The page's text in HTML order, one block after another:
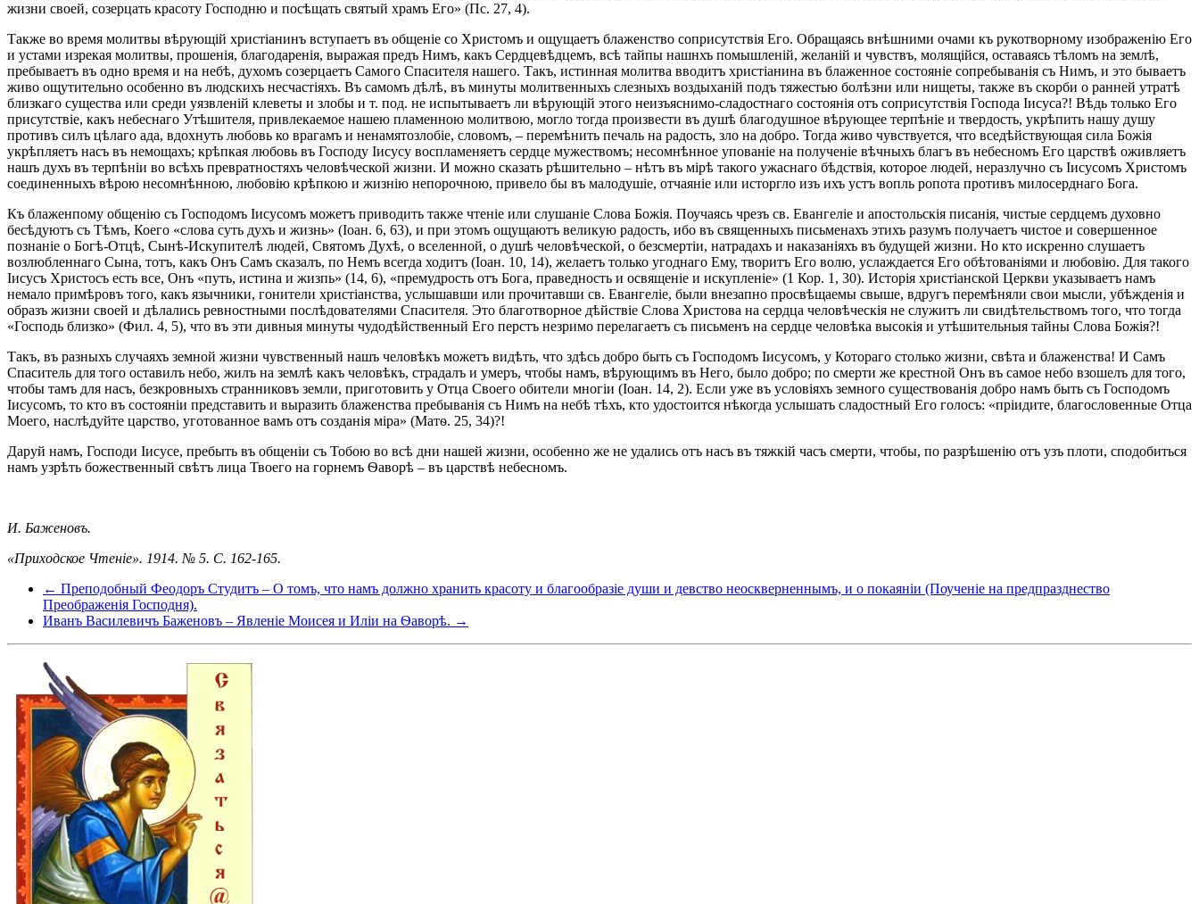
жизни своей, созерцать красоту Господню и посѣщать святый храмъ Его» (Пс. 27, 4).
Также во время молитвы вѣрующій христіанинъ вступаетъ въ общеніе со Христомъ и ощущаетъ блаженство соприсутствія Его. Обращаясь внѣшними очами къ рукотворному изображенію Его
и устами изрекая молитвы, прошенія, благодаренія, выражая предъ Нимъ, какъ Сердцевѣдцемъ, всѣ тайпы нашнхъ помышленій, желаній и чувствъ, молящійся, оставаясь тѣломъ на землѣ,
пребываетъ въ одно время и на небѣ, духомъ созерцаетъ Самого Спасителя нашего. Такъ, истинная молитва вводитъ христіанина въ блаженное состояніе сопребыванія съ Нимъ, и это бываетъ
живо ощутительно особенно въ людскихъ несчастіяхъ. Въ самомъ дѣлѣ, въ минуты молитвенныхъ слезныхъ воздыханій подъ тяжестью болѣзни или нищеты, также въ скорби о ранней утратѣ
близкаго существа или среди уязвленій клеветы и злобы и т. под. не испытываетъ ли вѣрующій этого неизъяснимо-сладостнаго состоянія отъ соприсутствія Господа Іисуса?! Вѣдь только Его
присутствіе, какъ небеснаго Утѣшителя, привлекаемое нашею пламенною молитвою, могло тогда произвести въ душѣ благодушное вѣрующее терпѣніе и твердость, укрѣпить нашу душу
противъ силъ цѣлаго ада, вдохнуть любовь ко врагамъ и ненамятозлобіе, словомъ, – перемѣнить печаль на радость, зло на добро. Тогда живо чувствуется, что вседѣйствующая сила Божія
укрѣпляетъ насъ въ немощахъ; крѣпкая любовь въ Господу Іисусу воспламеняетъ сердце мужествомъ; несомнѣнное упованіе на полученіе вѣчныхъ благъ въ небесномъ Его царствѣ оживляетъ
нашъ духъ въ терпѣніи во всѣхъ превратностяхъ человѣческой жизни. И можно сказать рѣшительно – нѣтъ въ мірѣ такого ужаснаго бѣдствія, которое людей, неразлучно съ Іисусомъ Христомъ
соединенныхъ вѣрою несомнѣнною, любовію крѣпкою и жизнію непорочною, привело бы въ малодушіе, отчаяніе или исторгло изъ ихъ устъ вопль ропота противъ милосерднаго Бога.
Къ блаженпому общенію съ Господомъ Іисусомъ можетъ приводить также чтеніе или слушаніе Слова Божія. Поучаясь чрезъ св. Евангеліе и апостольскія писанія, чистые сердцемъ духовно
бесѣдуютъ съ Тѣмъ, Коего «слова суть духъ и жизнь» (Іоан. 6, 63), и при этомъ ощущаютъ великую радость, ибо въ священныхъ письменахъ этихъ разумъ получаетъ чистое и совершенное
познаніе о Богѣ-Отцѣ, Сынѣ-Искупителѣ людей, Святомъ Духѣ, о вселенной, о душѣ человѣческой, о безсмертіи, натрадахъ и наказаніяхъ въ будущей жизни. Но кто искренно слушаетъ
возлюбленнаго Сына, тотъ, какъ Онъ Самъ сказалъ, по Немъ всегда ходитъ (Іоан. 10, 14), желаетъ только угоднаго Ему, творитъ Его волю, услаждается Его обѣтованіями и любовію. Для такого
Іисусъ Христосъ есть все, Онъ «путь, истина и жизпь» (14, 6), «премудрость отъ Бога, праведность и освященіе и искупленіе» (1 Кор. 1, 30). Исторія христіанской Церкви указываетъ намъ
немало примѣровъ того, какъ язычники, гонители христіанства, услышавши или прочитавши св. Евангеліе, были внезапно просвѣщаемы свыше, вдругъ перемѣняли свои мысли, убѣжденія и
образъ жизни своей и дѣлались ревностными послѣдователями Спасителя. Это благотворное дѣйствіе Слова Христова на сердца человѣческія не служитъ ли свидѣтельствомъ того, что тогда
«Господь близко» (Фил. 4, 5), что въ эти дивныя минуты чудодѣйственный Его перстъ незримо перелагаетъ съ письменъ на сердце человѣка высокія и утѣшительныя тайны Слова Божія?!
Такъ, въ разныхъ случаяхъ земной жизни чувственный нашъ человѣкъ можетъ видѣть, что здѣсь добро быть съ Господомъ Іисусомъ, у Котораго столько жизни, свѣта и блаженства! И Самъ
Спаситель для того оставилъ небо, жилъ на землѣ какъ человѣкъ, страдалъ и умеръ, чтобы намъ, вѣрующимъ въ Него, было добро; по смерти же крестной Онъ въ самое небо взошелъ для того,
чтобы тамъ для насъ, безкровныхъ странниковъ земли, приготовить у Отца Своего обители многіи (Іоан. 14, 2). Если уже въ условіяхъ земного существованія добро намъ быть съ Господомъ
Іисусомъ, то кто въ состояніи представить и выразить блаженства пребыванія съ Нимъ на небѣ тѣхъ, кто удостоится нѣкогда услышать сладостный Его голосъ: «пріидите, благословенные Отца
Моего, наслѣдуйте царство, уготованное вамъ отъ созданія міра» (Матѳ. 25, 34)?!
Даруй намъ, Господи Іисусе, пребыть въ общеніи съ Тобою во всѣ дни нашей жизни, особенно же не удались отъ насъ въ тяжкій часъ смерти, чтобы, по разрѣшенію отъ узъ плоти, сподобиться
намъ узрѣть божественный свѣтъ лица Твоего на горнемъ Ѳаворѣ – въ царствѣ небесномъ.
И. Баженовъ.
«Приходское Чтеніе». 1914. № 5. С. 162-165.
← Преподобный Феодоръ Студитъ – О томъ, что намъ должно хранить красоту и благообразiе души и девство неоскверненнымъ, и о покаянiи (Поученiе на предпразднество
Преображенiя Господня).
Иванъ Василевичъ Баженовъ – Явленіе Моисея и Иліи на Ѳаворѣ. →